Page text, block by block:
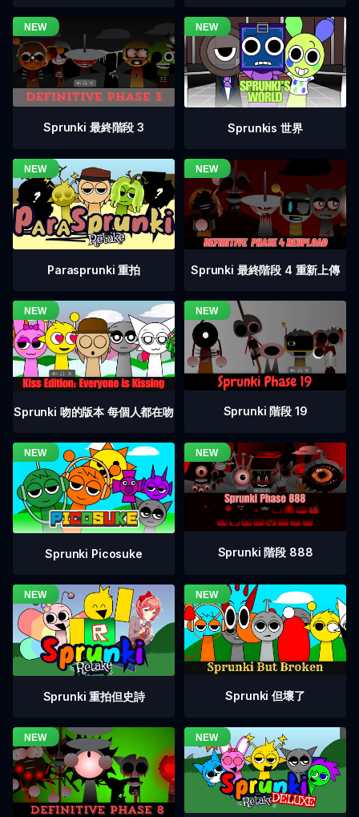
Sprunki 最終階段 3 Sprunkis 世界
Parasprunki 重拍 Sprunki 最終階段 4 重新上傳
Sprunki 吻的版本 每個人都在吻 Sprunki 階段 19
Sprunki Picosuke Sprunki 階段 888
Sprunki 重拍但史詩 Sprunki 但壞了